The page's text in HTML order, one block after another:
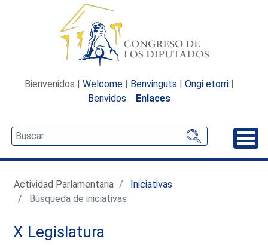
Bienvenidos | Welcome | Benvinguts | Ongi etorri |
Benvidos
Enlaces
Actividad Parlamentaria
Iniciativas
Búsqueda de iniciativas
X Legislatura